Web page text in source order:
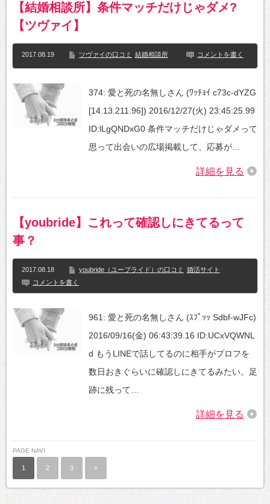
【結婚相談所】条件マッチだけじゃダメ?
【ツヴァイ】
2017.08.19 ツヴァイの口コミ 結婚相談所 コメントを書く
374: 愛と死の名無しさん (ﾜｯﾁｮｲ c73c-dYZG
[14.13.211.96]) 2016/12/27(火) 23:45:25.99
ID:lLgQNDxG0 条件マッチだけじゃダメって
思って出会いの広場掲載して、応募が…
詳細を見る
【youbride】これって確認しにきてるって
事？
2017.08.18 youbride（ユーブライド）の口コミ
婚活サイト
コメントを書く
961: 愛と死の名無しさん (ｽﾌﾟｯｯ Sdbf-wJFc)
2016/09/16(金) 06:43:39.16 ID:UCxVQWNL
d もうLINEで話してるのに相手がプロフを
数日おきぐらいに確認しにきてるみたい。足
跡に残って…
詳細を見る
PAGE NAVI
1 2 3 »